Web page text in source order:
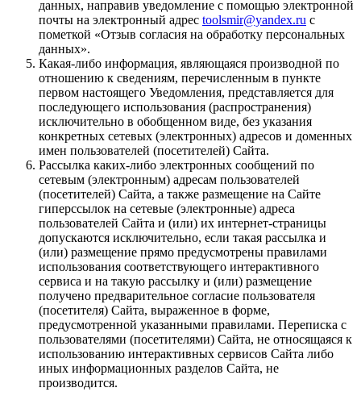
данных, направив уведомление с помощью электронной
почты на электронный адрес toolsmir@yandex.ru с
пометкой «Отзыв согласия на обработку персональных
данных».
Какая-либо информация, являющаяся производной по
отношению к сведениям, перечисленным в пункте
первом настоящего Уведомления, представляется для
последующего использования (распространения)
исключительно в обобщенном виде, без указания
конкретных сетевых (электронных) адресов и доменных
имен пользователей (посетителей) Сайта.
Рассылка каких-либо электронных сообщений по
сетевым (электронным) адресам пользователей
(посетителей) Сайта, а также размещение на Сайте
гиперссылок на сетевые (электронные) адреса
пользователей Сайта и (или) их интернет-страницы
допускаются исключительно, если такая рассылка и
(или) размещение прямо предусмотрены правилами
использования соответствующего интерактивного
сервиса и на такую рассылку и (или) размещение
получено предварительное согласие пользователя
(посетителя) Сайта, выраженное в форме,
предусмотренной указанными правилами. Переписка с
пользователями (посетителями) Сайта, не относящаяся к
использованию интерактивных сервисов Сайта либо
иных информационных разделов Сайта, не
производится.